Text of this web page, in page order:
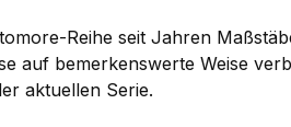
Reihe seit Jahren
auf bemerkenswerte Weise
aktuellen Serie.